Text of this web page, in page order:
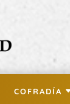
COFRADÍA